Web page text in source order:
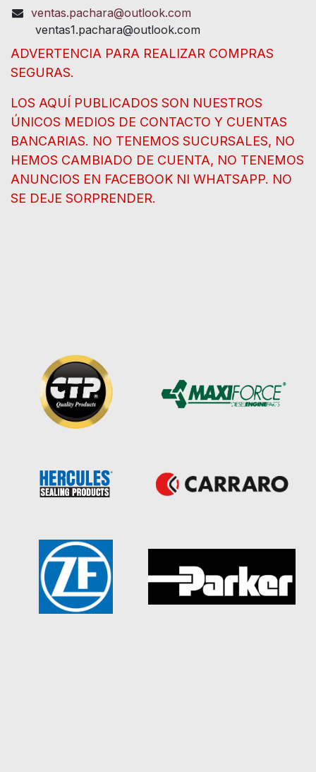
ventas.pachara@outlook.com
ventas1.pachara@outlook.com
ADVERTENCIA PARA REALIZAR COMPRAS
SEGURAS.
LOS AQUÍ PUBLICADOS SON NUESTROS
ÚNICOS MEDIOS DE CONTACTO Y CUENTAS
BANCARIAS. NO TENEMOS SUCURSALES, NO
HEMOS CAMBIADO DE CUENTA, NO TENEMOS
ANUNCIOS EN FACEBOOK NI WHATSAPP. NO
SE DEJE SORPRENDER.